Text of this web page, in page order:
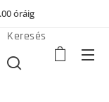
óráig
Keresés